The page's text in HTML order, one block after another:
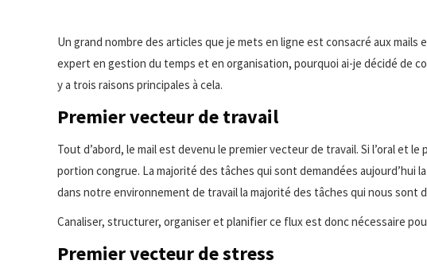
Un grand nombre des articles que je mets en ligne est consacré aux
expert en gestion du temps et en organisation, pourquoi ai-je décidé de
y a trois raisons principales à cela.
Premier vecteur de travail
Tout d’abord, le mail est devenu le premier vecteur de travail. Si l’oral et
portion congrue. La majorité des tâches qui sont demandées aujourd’hui
dans notre environnement de travail la majorité des tâches qui nous sont
Canaliser, structurer, organiser et planifier ce flux est donc nécessaire
Premier vecteur de stress